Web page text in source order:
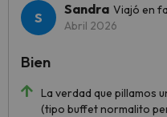
Sandra Viajó en
Abril 2026
La verdad que pillamos
(tipo buffet normalito
Bien